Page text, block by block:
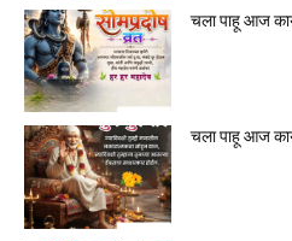
चला पाहू आज
चला पाहू आज